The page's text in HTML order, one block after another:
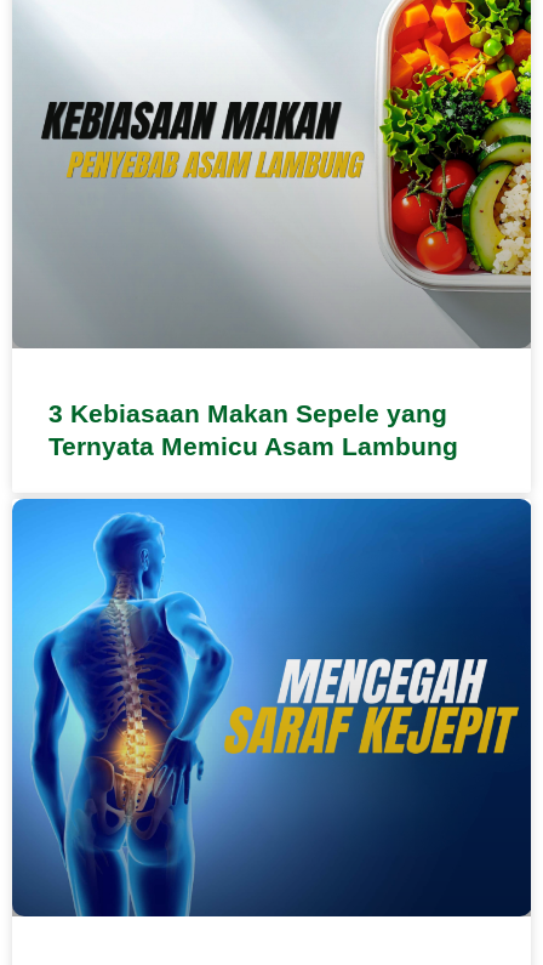
3 Kebiasaan Makan Sepele yang
Ternyata Memicu Asam Lambung